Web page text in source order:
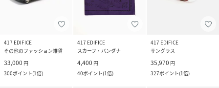
417 EDIFICE
その他のファッション雑貨
33,000 円
300ポイント(1倍)
417 EDIFICE
スカーフ・バンダナ
4,400 円
40ポイント(1倍)
417 EDIFICE
サングラス
35,970 円
327ポイント(1倍)